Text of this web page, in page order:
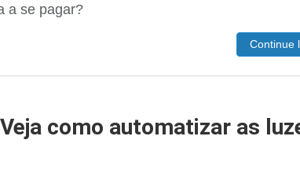
a se pagar?
Continue
como automatizar as